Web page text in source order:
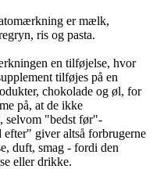
er mælk,
ris og pasta.
en tilføjelse, hvor
tilføjes på en
chokolade og øl, for
på, at de ikke
selvom "bedst før"-
giver altså forbrugerne
duft, smag - fordi den
eller drikke.